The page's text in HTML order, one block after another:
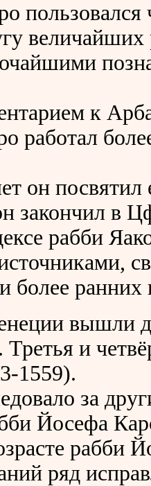
величайших
к
работал
он посвятил
закончил в
рабби
более
вышли
и
1559).
за
Йосефа
рабби
ряд